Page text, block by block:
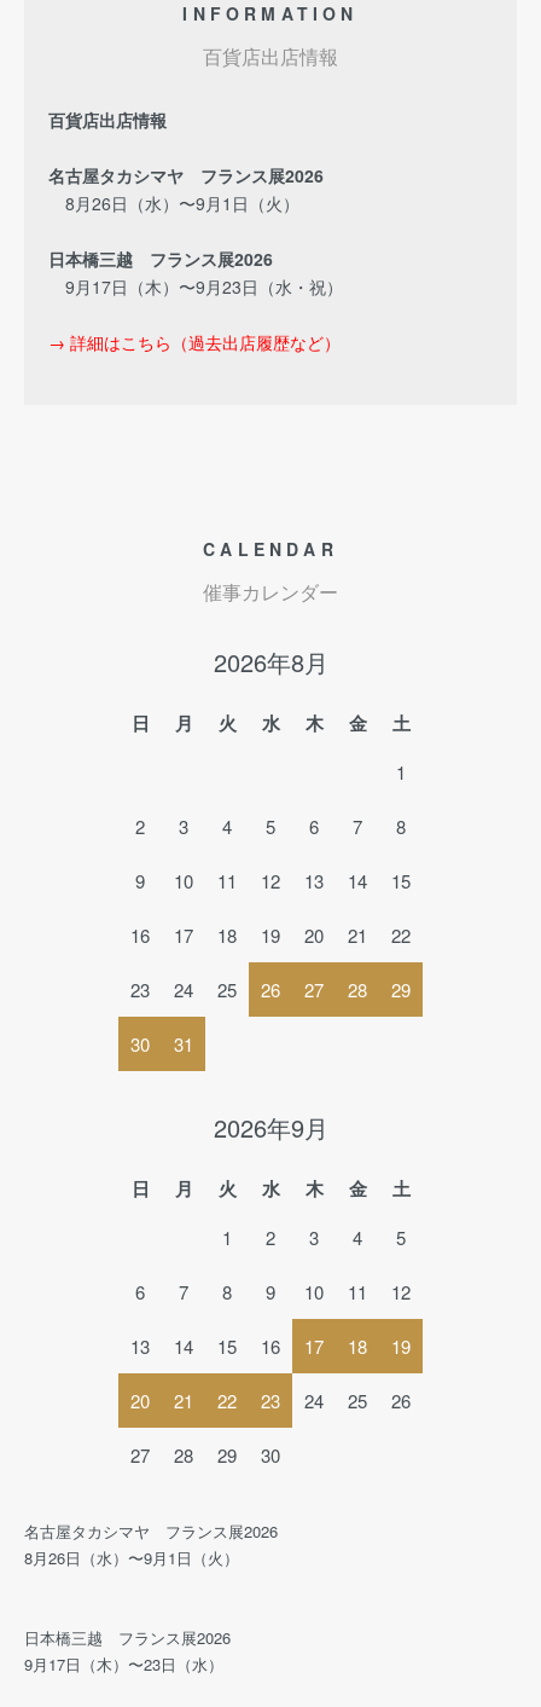
INFORMATION
百貨店出店情報
百貨店出店情報
名古屋タカシマヤ フランス展2026
8月26日（水）〜9月1日（火）
日本橋三越 フランス展2026
9月17日（木）〜9月23日（水・祝）
→ 詳細はこちら（過去出店履歴など）
CALENDAR
催事カレンダー
2026年8月
日 月 火 水 木 金 土
1
2 3 4 5 6 7 8
9 10 11 12 13 14 15
16 17 18 19 20 21 22
23 24 25 26 27 28 29
30 31
2026年9月
日 月 火 水 木 金 土
1 2 3 4 5
6 7 8 9 10 11 12
13 14 15 16 17 18 19
20 21 22 23 24 25 26
27 28 29 30
名古屋タカシマヤ フランス展2026
8月26日（水）〜9月1日（火）
日本橋三越 フランス展2026
9月17日（木）〜23日（水）